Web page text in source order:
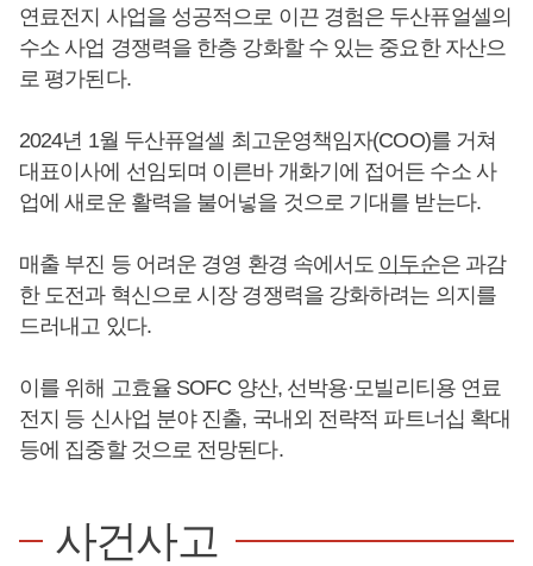
연료전지 사업을 성공적으로 이끈 경험은 두산퓨얼셀의
수소 사업 경쟁력을 한층 강화할 수 있는 중요한 자산으
로 평가된다.
2024년 1월 두산퓨얼셀 최고운영책임자(COO)를 거쳐
대표이사에 선임되며 이른바 개화기에 접어든 수소 사
업에 새로운 활력을 불어넣을 것으로 기대를 받는다.
매출 부진 등 어려운 경영 환경 속에서도 이두순은 과감
한 도전과 혁신으로 시장 경쟁력을 강화하려는 의지를
드러내고 있다.
이를 위해 고효율 SOFC 양산, 선박용·모빌리티용 연료
전지 등 신사업 분야 진출, 국내외 전략적 파트너십 확대
등에 집중할 것으로 전망된다.
사건사고